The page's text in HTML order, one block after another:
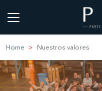
Home Nuestros valores